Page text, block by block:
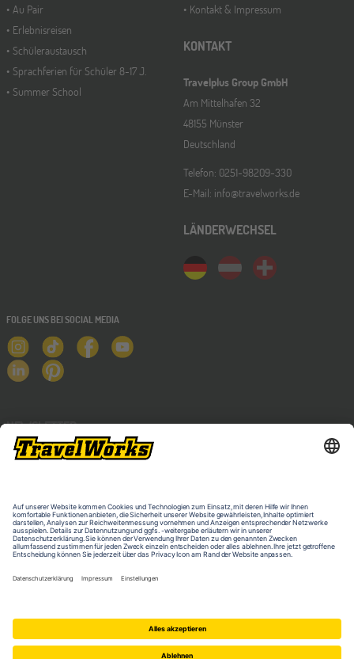
Au Pair
Erlebnisreisen
Schüleraustausch
Sprachferien für Schüler 8-17 J.
Summer School
Kontakt & Impressum
KONTAKT
Travelplus Group GmbH
Am Mittelhafen 32
48155 Münster
Deutschland
Telefon: 0251-98209-330
E-Mail: info@travelworks.de
LÄNDERWECHSEL
FOLGE UNS BEI SOCIAL MEDIA
NEWSLETTER